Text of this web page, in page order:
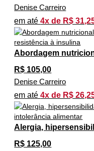
Denise Carreiro
em até4x de R$
Abordagem
R$ 105,00
Denise Carreiro
em até4x de R$
Alergia,
R$ 125,00